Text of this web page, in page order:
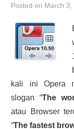
DELPHI STUFF
ABOUT ME
HASIL PENCARIAN
Posted on March 3,
kali ini Opera
slogan “The
atau Browser
“The fastest